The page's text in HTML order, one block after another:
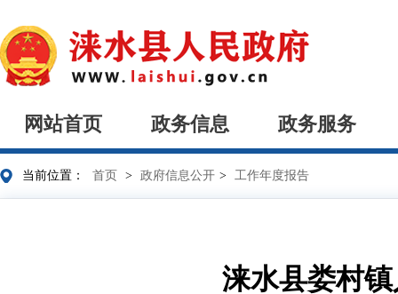
网站首页 政务信息 政务服务
当前位置： 首页 > 政府信息公开 > 工作年度报告
涞水县娄村